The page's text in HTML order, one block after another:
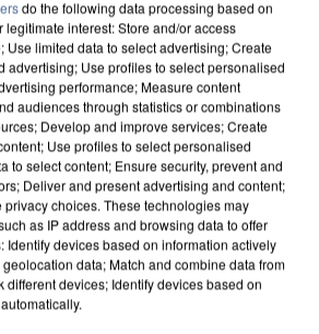
do the following data processing based on
legitimate interest: Store and/or access
Use limited data to select advertising; Create
advertising; Use profiles to select personalised
performance; Measure content
audiences through statistics or combinations
Develop and improve services; Create
Use profiles to select personalised
to select content; Ensure security, prevent and
Deliver and present advertising and content;
choices. These technologies may
as IP address and browsing data to offer
Identify devices based on information actively
data; Match and combine data from
different devices; Identify devices based on